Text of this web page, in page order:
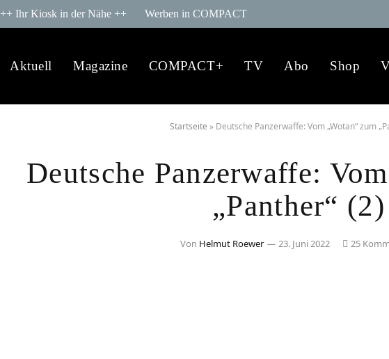
++ Ihr Kiosk in der Nähe ++ Werben in COMPACT
Aktuell Magazine COMPACT+ TV Abo Shop
Startseite » Deutsche Panzerwaffe: Vom „Wotan“ zum
Deutsche Panzerwaffe:
„Panther“ (2)
Von Helmut Roewer 23. Juni 2022 25